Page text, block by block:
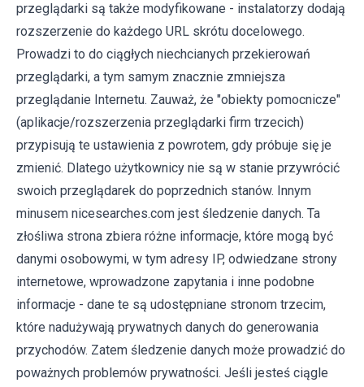
przeglądarki są także modyfikowane - instalatorzy dodają
rozszerzenie do każdego URL skrótu docelowego.
Prowadzi to do ciągłych niechcianych przekierowań
przeglądarki, a tym samym znacznie zmniejsza
przeglądanie Internetu. Zauważ, że "obiekty pomocnicze"
(aplikacje/rozszerzenia przeglądarki firm trzecich)
przypisują te ustawienia z powrotem, gdy próbuje się je
zmienić. Dlatego użytkownicy nie są w stanie przywrócić
swoich przeglądarek do poprzednich stanów. Innym
minusem nicesearches.com jest śledzenie danych. Ta
złośliwa strona zbiera różne informacje, które mogą być
danymi osobowymi, w tym adresy IP, odwiedzane strony
internetowe, wprowadzone zapytania i inne podobne
informacje - dane te są udostępniane stronom trzecim,
które nadużywają prywatnych danych do generowania
przychodów. Zatem śledzenie danych może prowadzić do
poważnych problemów prywatności. Jeśli jesteś ciągle